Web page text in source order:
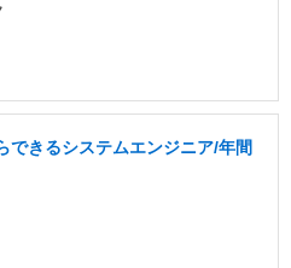
できるシステムエンジニア/年間